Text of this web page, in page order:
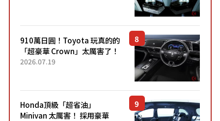
910萬日圓！Toyota 玩真的的
「超豪華 Crown」太厲害了！
採用由「匠人技藝」打造的
2026.07.19
Honda頂級「超省油」
Minivan 太厲害！ 採用豪華